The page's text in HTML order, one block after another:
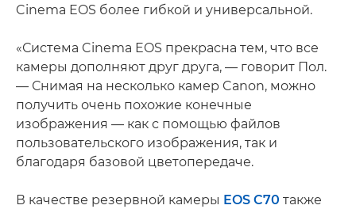
Cinema EOS более гибкой и универсальной.
«Система Cinema EOS прекрасна тем, что все
камеры дополняют друг друга, — говорит Пол.
— Снимая на несколько камер Canon, можно
получить очень похожие конечные
изображения — как с помощью файлов
пользовательского изображения, так и
благодаря базовой цветопередаче.
В качестве резервной камеры EOS C70 также